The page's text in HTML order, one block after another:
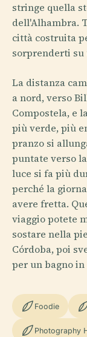
stringe quella
dell'Alhambra.
città costruita
sorprenderti su
La distanza
a nord, verso
Compostela, e
più verde, più
pranzo si
puntate verso
luce si fa più
perché la
avere fretta.
viaggio potete
sostare nella
Córdoba, poi
per un bagno
Foodie
Photography